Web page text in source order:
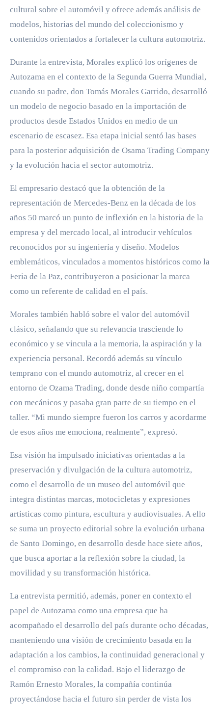
cultural sobre el automóvil y ofrece además análisis de
modelos, historias del mundo del coleccionismo y
contenidos orientados a fortalecer la cultura automotriz.
Durante la entrevista, Morales explicó los orígenes de
Autozama en el contexto de la Segunda Guerra Mundial,
cuando su padre, don Tomás Morales Garrido, desarrolló
un modelo de negocio basado en la importación de
productos desde Estados Unidos en medio de un
escenario de escasez. Esa etapa inicial sentó las bases
para la posterior adquisición de Osama Trading Company
y la evolución hacia el sector automotriz.
El empresario destacó que la obtención de la
representación de Mercedes-Benz en la década de los
años 50 marcó un punto de inflexión en la historia de la
empresa y del mercado local, al introducir vehículos
reconocidos por su ingeniería y diseño. Modelos
emblemáticos, vinculados a momentos históricos como la
Feria de la Paz, contribuyeron a posicionar la marca
como un referente de calidad en el país.
Morales también habló sobre el valor del automóvil
clásico, señalando que su relevancia trasciende lo
económico y se vincula a la memoria, la aspiración y la
experiencia personal. Recordó además su vínculo
temprano con el mundo automotriz, al crecer en el
entorno de Ozama Trading, donde desde niño compartía
con mecánicos y pasaba gran parte de su tiempo en el
taller. “Mi mundo siempre fueron los carros y acordarme
de esos años me emociona, realmente”, expresó.
Esa visión ha impulsado iniciativas orientadas a la
preservación y divulgación de la cultura automotriz,
como el desarrollo de un museo del automóvil que
integra distintas marcas, motocicletas y expresiones
artísticas como pintura, escultura y audiovisuales. A ello
se suma un proyecto editorial sobre la evolución urbana
de Santo Domingo, en desarrollo desde hace siete años,
que busca aportar a la reflexión sobre la ciudad, la
movilidad y su transformación histórica.
La entrevista permitió, además, poner en contexto el
papel de Autozama como una empresa que ha
acompañado el desarrollo del país durante ocho décadas,
manteniendo una visión de crecimiento basada en la
adaptación a los cambios, la continuidad generacional y
el compromiso con la calidad. Bajo el liderazgo de
Ramón Ernesto Morales, la compañía continúa
proyectándose hacia el futuro sin perder de vista los